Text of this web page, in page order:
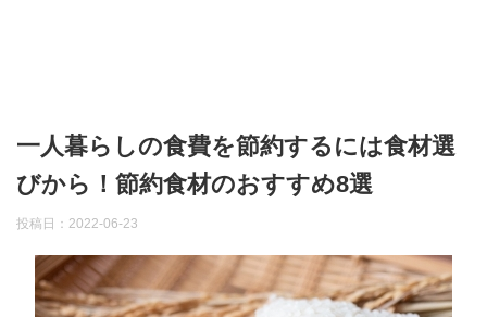
一人暮らしの食費を節約するには食材選
びから！節約食材のおすすめ8選
投稿日： 2022-06-23